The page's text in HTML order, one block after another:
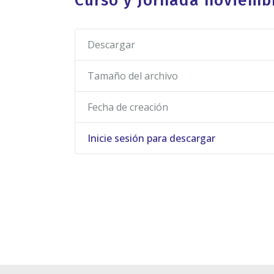
Descargar
Tamaño del archivo
Fecha de creación
Inicie sesión para descargar